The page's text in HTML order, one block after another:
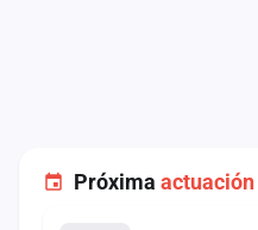
Próxima actuación